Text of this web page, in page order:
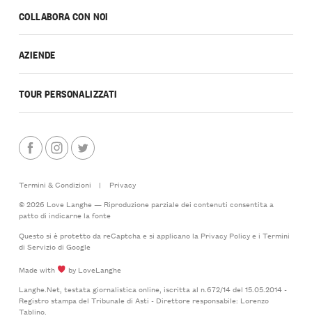
COLLABORA CON NOI
AZIENDE
TOUR PERSONALIZZATI
Termini & Condizioni |
Privacy
© 2026 Love Langhe — Riproduzione parziale dei contenuti consentita a
patto di indicarne la fonte
Questo si è protetto da reCaptcha e si applicano la Privacy Policye i Termini
di Serviziodi Google
Made with
by LoveLanghe
Langhe.Net, testata giornalistica online, iscritta al n.672/14 del 15.05.2014 -
Registro stampa del Tribunale di Asti - Direttore responsabile: Lorenzo
Tablino.